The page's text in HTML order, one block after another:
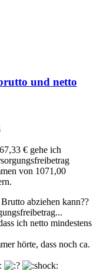
und netto
€ gehe ich
von 1071,00
abziehen kann??
ich netto mindestens
hörte, dass noch ca.